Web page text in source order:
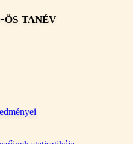
ös tanév